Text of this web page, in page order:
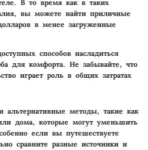
В то время как в таких
вы можете найти приличные
в менее загруженные
способов насладиться
для комфорта. Не забывайте, что
играет роль в общих затратах
альтернативные методы, такие как
дома, которые могут уменьшить
если вы путешествуете
сравните разные источники и